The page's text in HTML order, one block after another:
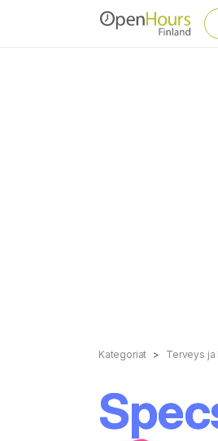
Kategoriat Terveys ja